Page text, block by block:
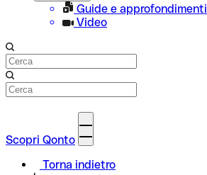
Guide e approfondimenti
Video
Scopri Qonto
Torna indietro